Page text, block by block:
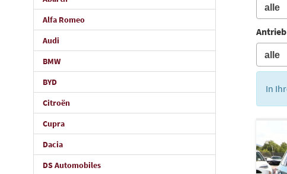
Antrieb
In
Alfa Romeo
Audi
BMW
BYD
Citroën
Cupra
Dacia
DS Automobiles